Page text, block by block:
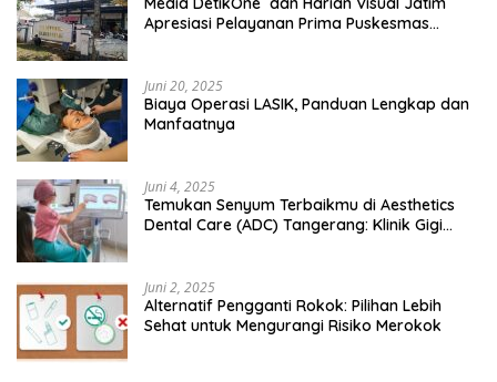
Apresiasi Pelayanan Prima Puskesmas
Juni 20, 2025
Biaya Operasi LASIK, Panduan Lengkap dan
Manfaatnya
Juni 4, 2025
Temukan Senyum Terbaikmu di Aesthetics
Dental Care (ADC) Tangerang: Klinik Gigi
Juni 2, 2025
Alternatif Pengganti Rokok: Pilihan Lebih
Sehat untuk Mengurangi Risiko Merokok